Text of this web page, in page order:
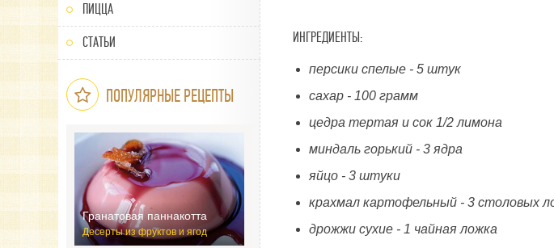
ПИЦЦА
СТАТЬИ
ПОПУЛЯРНЫЕ РЕЦЕПТЫ
Гранатовая паннакотта
Десерты из фруктов и ягод
ИНГРЕДИЕНТЫ:
персики спелые - 5 штук
сахар - 100 грамм
цедра тертая и сок 1/2 лимона
миндаль горький - 3 ядра
яйцо - 3 штуки
крахмал картофельный - 3 столовых
дрожжи сухие - 1 чайная ложка